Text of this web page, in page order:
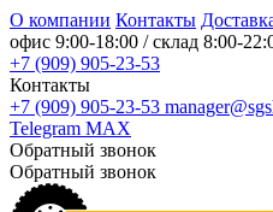
О компании Контакты
офис 9:00-18:00 / склад 8:00-
+7 (909) 905-23-53
Контакты
+7 (909) 905-23-53
Telegram MAX
Обратный звонок
Обратный звонок